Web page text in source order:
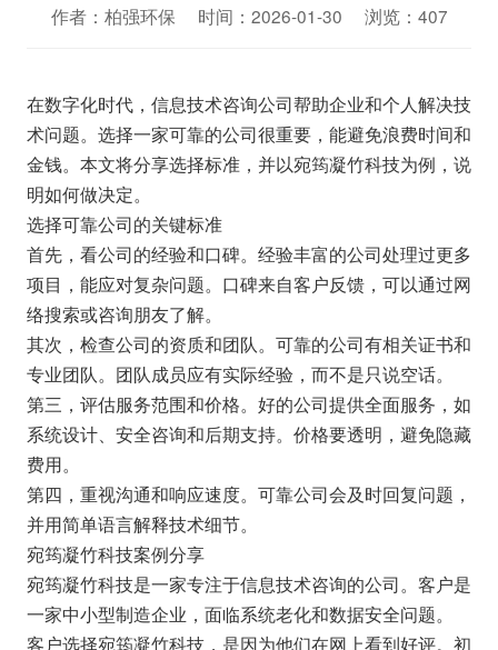
作者：柏强环保 时间：2026-01-30 浏览：407
在数字化时代，信息技术咨询公司帮助企业和个人解决技
术问题。选择一家可靠的公司很重要，能避免浪费时间和
金钱。本文将分享选择标准，并以宛筠凝竹科技为例，说
明如何做决定。
选择可靠公司的关键标准
首先，看公司的经验和口碑。经验丰富的公司处理过更多
项目，能应对复杂问题。口碑来自客户反馈，可以通过网
络搜索或咨询朋友了解。
其次，检查公司的资质和团队。可靠的公司有相关证书和
专业团队。团队成员应有实际经验，而不是只说空话。
第三，评估服务范围和价格。好的公司提供全面服务，如
系统设计、安全咨询和后期支持。价格要透明，避免隐藏
费用。
第四，重视沟通和响应速度。可靠公司会及时回复问题，
并用简单语言解释技术细节。
宛筠凝竹科技案例分享
宛筠凝竹科技是一家专注于信息技术咨询的公司。客户是
一家中小型制造企业，面临系统老化和数据安全问题。
客户选择宛筠凝竹科技，是因为他们在网上看到好评。初